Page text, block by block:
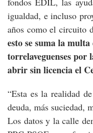
igualdad, e incluso
años como el circuito
esto se suma la
torrelaveguenses
abrir sin licencia el
“Esta es la realidad
deuda, más suciedad,
Los datos y la calle